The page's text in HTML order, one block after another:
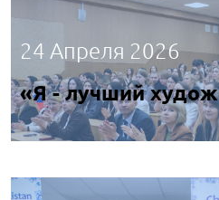
24 Апреля 2026
«Я - лучший